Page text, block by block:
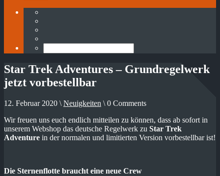
Star Trek Adventures – Grundregelwerk
jetzt vorbestellbar
12. Februar 2020 \ Neuigkeiten \ 0 Comments
Wir freuen uns euch endlich mitteilen zu können, dass ab sofort in
unserem Webshop das deutsche Regelwerk zu Star Trek
Adventure in der normalen und limitierten Version vorbestellbar ist!
Die Sternenflotte braucht eine neue Crew